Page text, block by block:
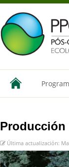
Producción
Última actualización: